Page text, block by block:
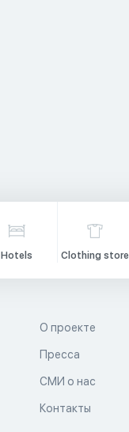
Hotels Clothing store
О проекте
Пресса
СМИ о нас
Контакты